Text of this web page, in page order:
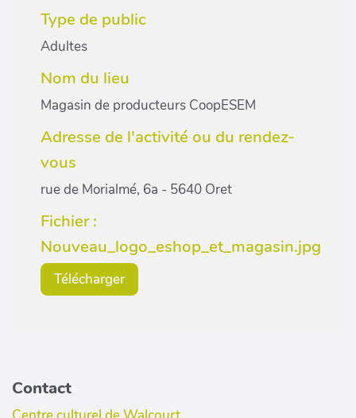
Type de public
Adultes
Nom du lieu
Magasin de producteurs CoopESEM
Adresse de l'activité ou du rendez-
vous
rue de Morialmé, 6a - 5640 Oret
Fichier :
Nouveau_logo_eshop_et_magasin.jpg
Télécharger
Contact